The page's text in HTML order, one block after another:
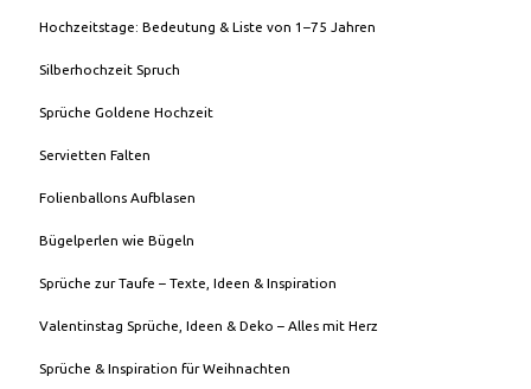
Hochzeitstage: Bedeutung & Liste von 1–75 Jahren
Silberhochzeit Spruch
Sprüche Goldene Hochzeit
Servietten Falten
Folienballons Aufblasen
Bügelperlen wie Bügeln
Sprüche zur Taufe – Texte, Ideen & Inspiration
Valentinstag Sprüche, Ideen & Deko – Alles mit Herz
Sprüche & Inspiration für Weihnachten